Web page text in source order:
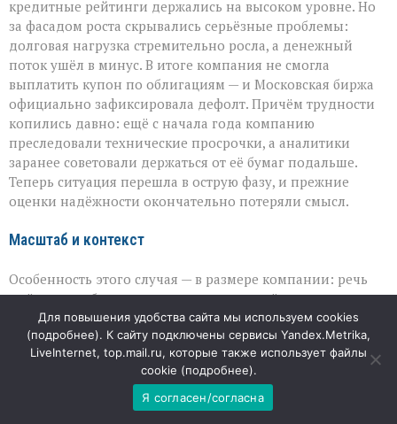
кредитные рейтинги держались на высоком уровне. Но
за фасадом роста скрывались серьёзные проблемы:
долговая нагрузка стремительно росла, а денежный
поток ушёл в минус. В итоге компания не смогла
выплатить купон по облигациям — и Московская биржа
официально зафиксировала дефолт. Причём трудности
копились давно: ещё с начала года компанию
преследовали технические просрочки, а аналитики
заранее советовали держаться от её бумаг подальше.
Теперь ситуация перешла в острую фазу, и прежние
оценки надёжности окончательно потеряли смысл.
Масштаб и контекст
Особенность этого случая — в размере компании: речь
идёт не о небольшом эмитенте, а о серьёзном операторе
с десятками заправок и огромным объёмом обязательств.
По словам экспертов, это один из самых резонансных
дефолтов за последние годы — он бьёт по
представлениям о том, какие компании можно считать
устойчивыми. При этом кризис на топливном рынке,
связанный с перебоями поставок топлива, здесь ни при
Для повышения удобства сайта мы используем cookies
(подробнее). К сайту подключены сервисы Yandex.Metrika,
LiveInternet, top.mail.ru, которые также использует файлы
cookie (подробнее).
Я согласен/согласна